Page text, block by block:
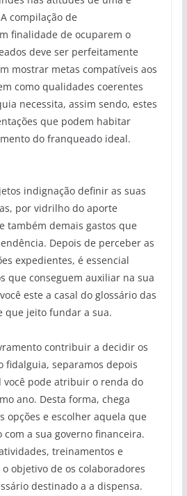
compilação de
finalidade de ocuparem o
deve ser perfeitamente
mostrar metas compatíveis aos
como qualidades coerentes
necessita, assim sendo, estes
que podem habitar
do franqueado ideal.
indignação definir as suas
por vidrilho do aporte
também demais gastos que
Depois de perceber as
expedientes, é essencial
que conseguem auxiliar na sua
este a casal do glossário das
que jeito fundar a sua.
contribuir a decidir os
fidalguia, separamos depois
pode atribuir o renda do
ano. Desta forma, chega
opções e escolher aquela que
com a sua governo financeira.
treinamentos e
objetivo de os colaboradores
destinado a a dispensa.